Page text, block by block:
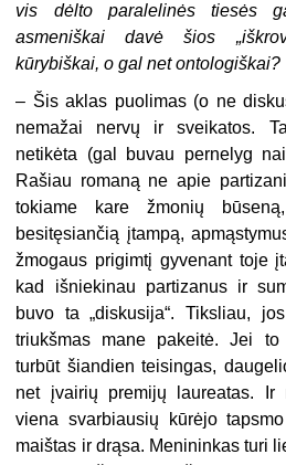
vis dėlto paralelinės tiesės
asmeniškai davė šios
kūrybiškai, o gal net ontologiškai?
– Šis aklas puolimas (o ne
nemažai nervų ir sveikatos.
netikėta (gal buvau pernelyg
Rašiau romaną ne apie
tokiame kare žmonių
besitęsiančią įtampą,
žmogaus prigimtį gyvenant toje
kad išniekinau partizanus ir
buvo ta „diskusija“. Tiksliau,
triukšmas mane pakeitė. Jei
turbūt šiandien teisingas,
net įvairių premijų laureatas. Ir
viena svarbiausių kūrėjo
maištas ir drąsa. Menininkas turi